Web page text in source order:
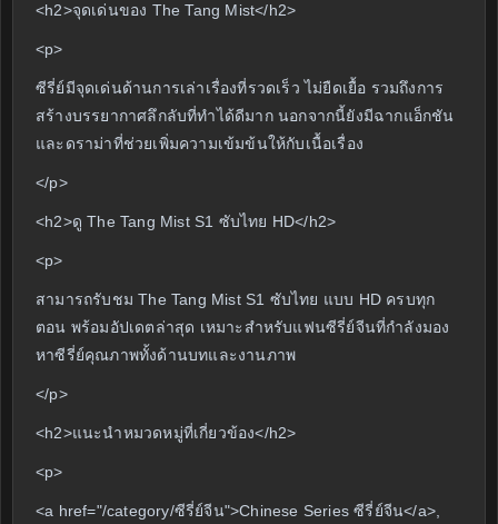
<h2>จุดเด่นของ The Tang Mist</h2>
<p>
ซีรี่ย์มีจุดเด่นด้านการเล่าเรื่องที่รวดเร็ว ไม่ยืดเยื้อ รวมถึงการ
สร้างบรรยากาศลึกลับที่ทำได้ดีมาก นอกจากนี้ยังมีฉากแอ็กชัน
และดราม่าที่ช่วยเพิ่มความเข้มข้นให้กับเนื้อเรื่อง
</p>
<h2>ดู The Tang Mist S1 ซับไทย HD</h2>
<p>
สามารถรับชม The Tang Mist S1 ซับไทย แบบ HD ครบทุก
ตอน พร้อมอัปเดตล่าสุด เหมาะสำหรับแฟนซีรี่ย์จีนที่กำลังมอง
หาซีรี่ย์คุณภาพทั้งด้านบทและงานภาพ
</p>
<h2>แนะนำหมวดหมู่ที่เกี่ยวข้อง</h2>
<p>
<a href="/category/ซีรี่ย์จีน">Chinese Series ซีรี่ย์จีน</a>,